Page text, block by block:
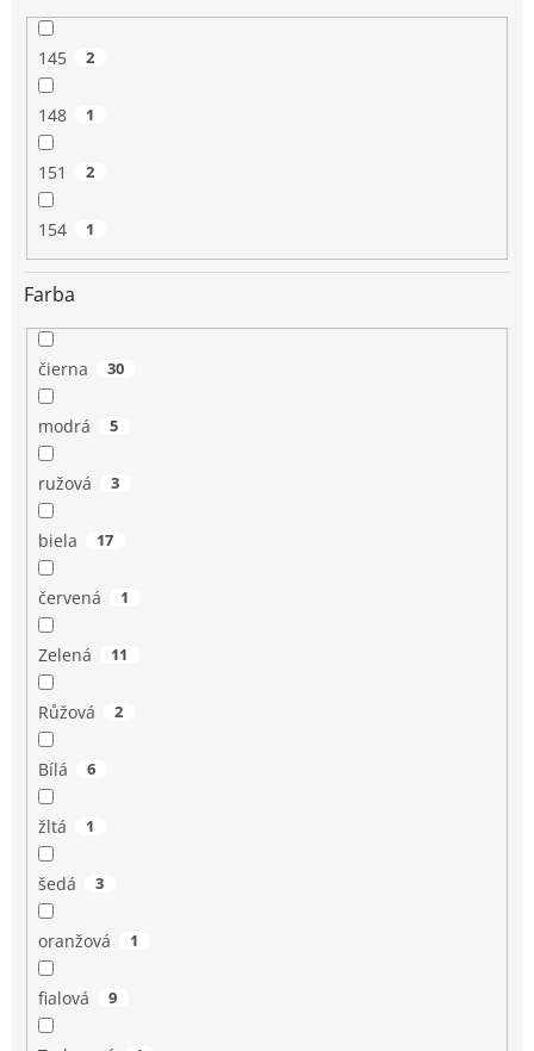
145 2
148 1
151 2
154 1
Farba
čierna 30
modrá 5
ružová 3
biela 17
červená 1
Zelená 11
Růžová 2
Bílá 6
žltá 1
šedá 3
oranžová 1
fialová 9